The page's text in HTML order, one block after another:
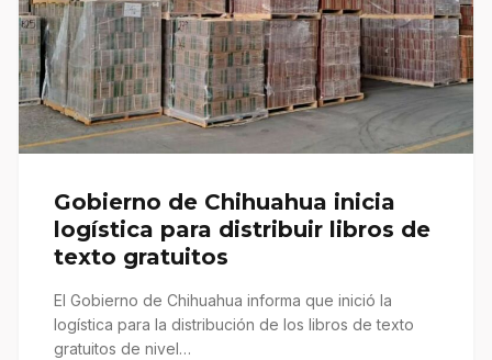
Gobierno de Chihuahua inicia
logística para distribuir libros de
texto gratuitos
El Gobierno de Chihuahua informa que inició la
logística para la distribución de los libros de texto
gratuitos de nivel…